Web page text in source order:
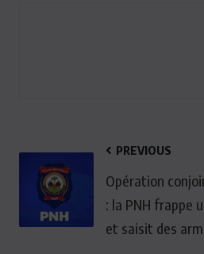
PREVIOUS
Opération
: la PNH frappe
et saisit des